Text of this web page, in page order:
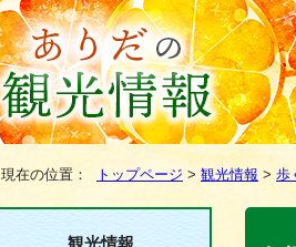
現在の位置： トップページ > 観光情報 > 歩
観光情報